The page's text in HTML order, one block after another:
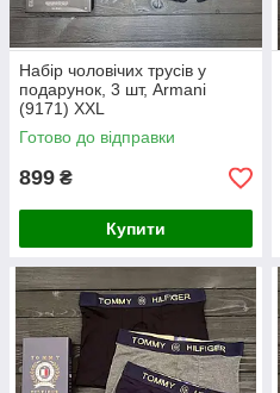
Набір чоловічих трусів у
подарунок, 3 шт, Armani
(9171) ХXL
Готово до відправки
899 ₴
Купити